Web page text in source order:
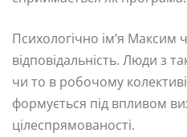
Психологічно ім’я Максим
відповідальність. Люди з
чи то в робочому
формується під впливом
цілеспрямованості.